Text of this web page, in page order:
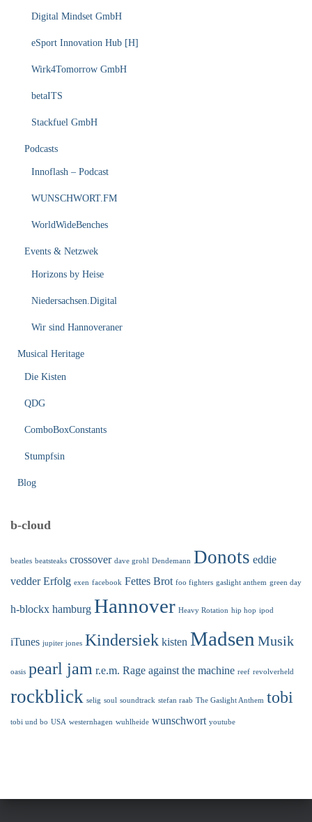
Digital Mindset GmbH
eSport Innovation Hub [H]
Wirk4Tomorrow GmbH
betaITS
Stackfuel GmbH
Podcasts
Innoflash – Podcast
WUNSCHWORT.FM
WorldWideBenches
Events & Netzwek
Horizons by Heise
Niedersachsen.Digital
Wir sind Hannoveraner
Musical Heritage
Die Kisten
QDG
ComboBoxConstants
Stumpfsin
Blog
b-cloud
beatles beatsteaks crossover dave grohl Dendemann Donots eddie
vedder Erfolg exen facebook Fettes Brot foo fighters gaslight anthem green day
h-blockx hamburg Hannover Heavy Rotation hip hop ipod
iTunes jupiter jones Kindersiek kisten Madsen Musik
oasis pearl jam r.e.m. Rage against the machine reef revolverheld
rockblick selig soul soundtrack stefan raab The Gaslight Anthem tobi
tobi und bo USA westernhagen wuhlheide wunschwort youtube